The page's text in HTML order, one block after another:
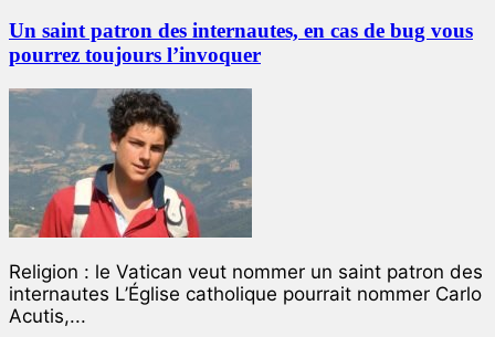
Un saint patron des internautes, en cas de bug vous
pourrez toujours l’invoquer
Religion : le Vatican veut nommer un saint patron des
internautes L’Église catholique pourrait nommer Carlo
Acutis,...